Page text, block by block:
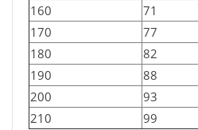
160
71
170
77
180
82
190
88
200
93
210
99